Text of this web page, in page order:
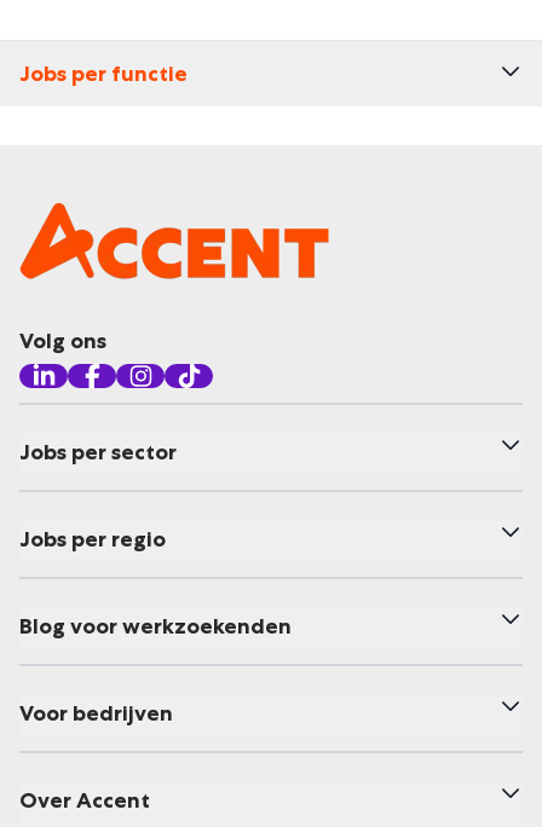
Jobs per functie
Volg ons
Jobs per sector
Jobs per regio
Blog voor werkzoekenden
Voor bedrijven
Over Accent